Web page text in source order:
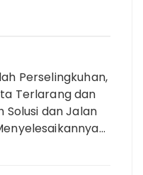
Perselingkuhan,
Terlarang dan
Solusi dan Jalan